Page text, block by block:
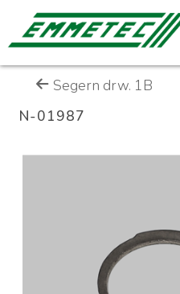
Segern drw. 1B
N-01987